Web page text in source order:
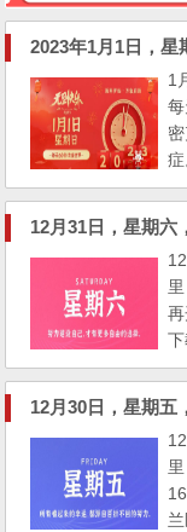
2023年1月1日，星
1
12月31日，星期六
12月30日，星期五